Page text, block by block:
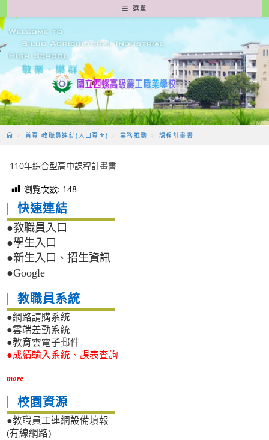
轉
至
要
容
選單
> 首頁-教職員連結(入口頁面) > 業務推動 > 課程計畫書
110年綜合型高中課程計畫書
瀏覽次數: 148
快速連結
●教職員入口
●學生入口
●新生入口、招生資訊
●Google
教職員系統
●網路請購系統
●雲端差勤系統
●教育雲電子郵件
●成績輸入系統、課表查詢
more
校園資源
●教職員工連網設備填報
(有線網路)